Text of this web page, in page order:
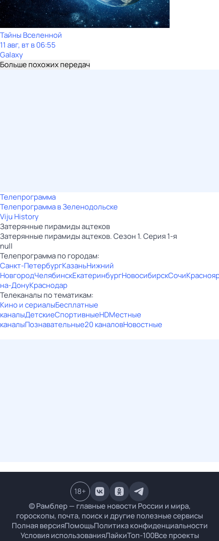
Тайны Вселенной
11 авг, вт в 06:55
Galaxy
Больше похожих передач
Телепрограмма
Телепрограмма в Зеленодольске
Viju History
Затерянные пирамиды ацтеков
Затерянные пирамиды ацтеков. Сезон 1. Серия 1-я
null
Телепрограмма по городам:
Санкт-ПетербургКазаньНижний
НовгородЧелябинскЕкатеринбургНовосибирскСочи
на-ДонуКраснодар
Телеканалы по тематикам:
Кино и сериалыБесплатные
каналыДетскиеСпортивныеHDМестные
каналыПознавательные20 каналовНовостные
© Рамблер — главные новости России и мира,
гороскопы, почта, поиск и другие полезные сервисы
Полная версияПомощьПолитика конфиденциальности
Условия использованияЛайкиТоп-100Все проекты
18+